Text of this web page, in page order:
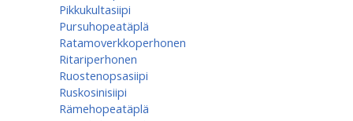
Pikkukultasiipi
Pursuhopeatäplä
Ratamoverkkoperhonen
Ritariperhonen
Ruostenopsasiipi
Ruskosinisiipi
Rämehopeatäplä